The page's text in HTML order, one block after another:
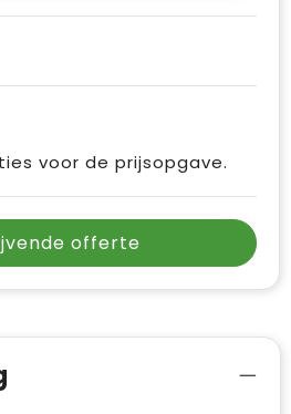
voor de prijsopgave.
offerte